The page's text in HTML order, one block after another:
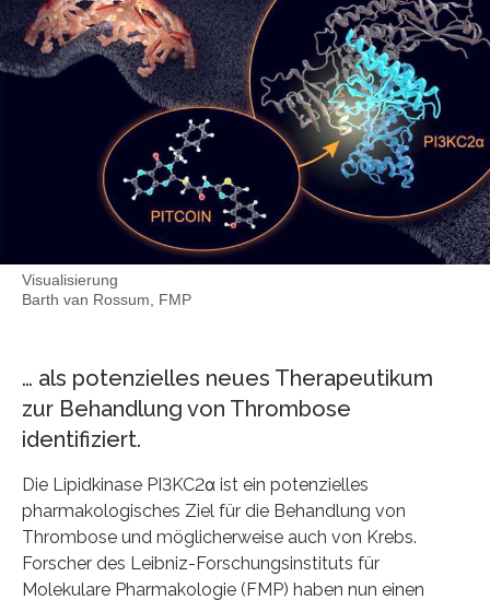
Visualisierung
Barth van Rossum, FMP
… als potenzielles neues Therapeutikum
zur Behandlung von Thrombose
identifiziert.
Die Lipidkinase PI3KC2α ist ein potenzielles
pharmakologisches Ziel für die Behandlung von
Thrombose und möglicherweise auch von Krebs.
Forscher des Leibniz-Forschungsinstituts für
Molekulare Pharmakologie (FMP) haben nun einen